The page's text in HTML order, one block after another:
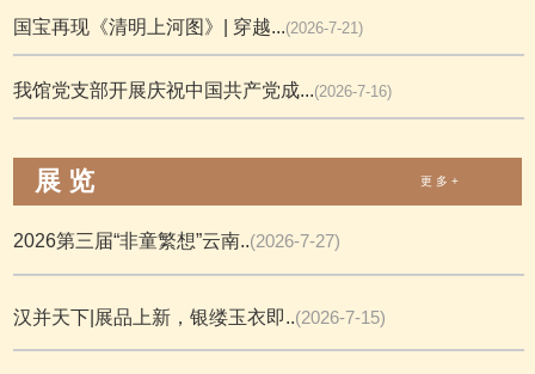
国宝再现《清明上河图》| 穿越...(2026-7-21)
我馆党支部开展庆祝中国共产党成...(2026-7-16)
展 览 更 多 +
2026第三届“非童繁想”云南..(2026-7-27)
汉并天下|展品上新，银缕玉衣即..(2026-7-15)